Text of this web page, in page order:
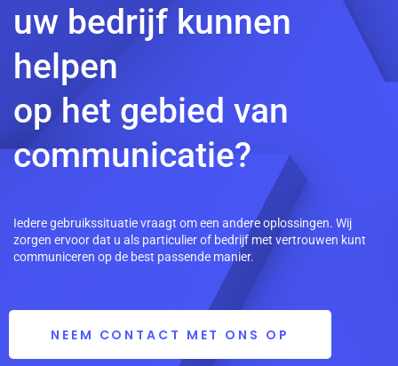
uw bedrijf kunnen
helpen
op het gebied van
communicatie?
Iedere gebruikssituatie vraagt om een andere oplossingen. Wij
zorgen ervoor dat u als particulier of bedrijf met vertrouwen kunt
communiceren op de best passende manier.
NEEM CONTACT MET ONS OP